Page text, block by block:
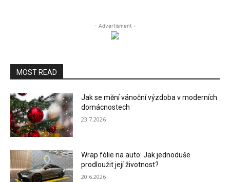
- Advertisment -
MOST READ
Jak se mění vánoční výzdoba v moderních
domácnostech
23.7.2026
Wrap fólie na auto: Jak jednoduše
prodloužit její životnost?
20.6.2026